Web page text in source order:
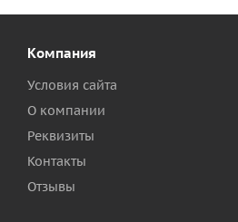
Компания
Условия сайта
О компании
Реквизиты
Контакты
Отзывы